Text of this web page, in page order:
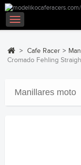
Navegación
Toggle
> Cafe Racer >
Cromado Fehling
Manillares moto